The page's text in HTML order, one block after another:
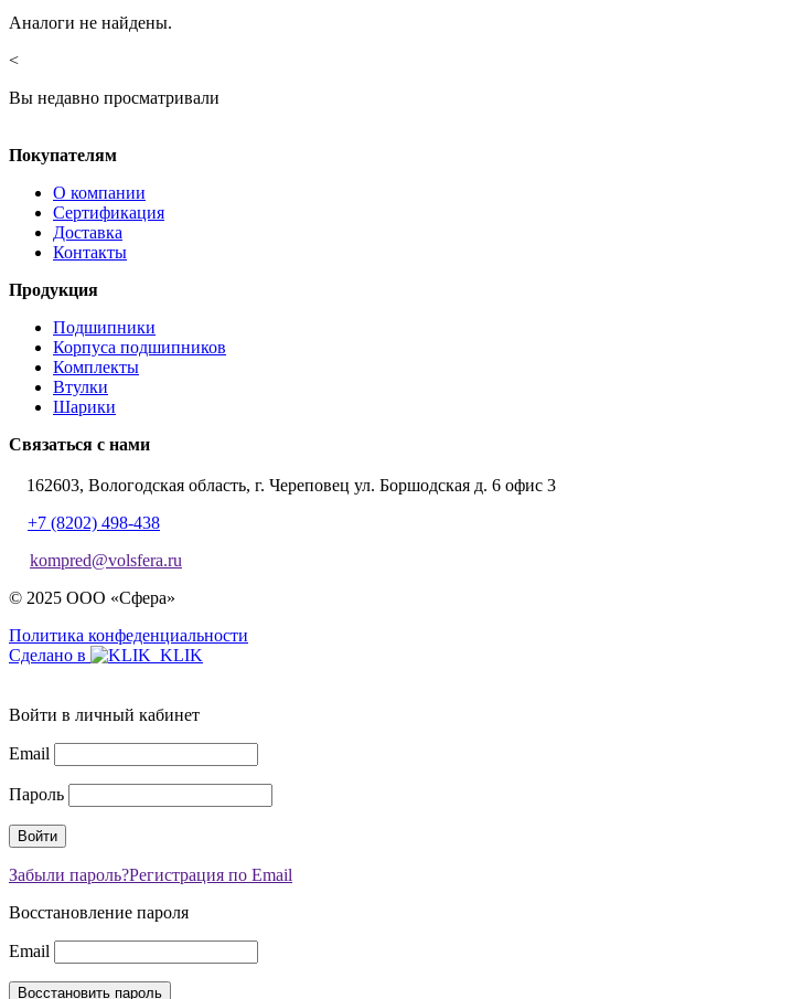
Аналоги не найдены.
<
Вы недавно просматривали
Покупателям
О компании
Сертификация
Доставка
Контакты
Продукция
Подшипники
Корпуса подшипников
Комплекты
Втулки
Шарики
Связаться с нами
162603, Вологодская область, г. Череповец ул. Боршодская д. 6 офис 3
+7 (8202) 498-438
kompred@volsfera.ru
© 2025 ООО «Сфера»
Политика конфеденциальности
Сделано в
Войти в личный кабинет
Email
Пароль
Забыли пароль?Регистрация по Email
Восстановление пароля
Email